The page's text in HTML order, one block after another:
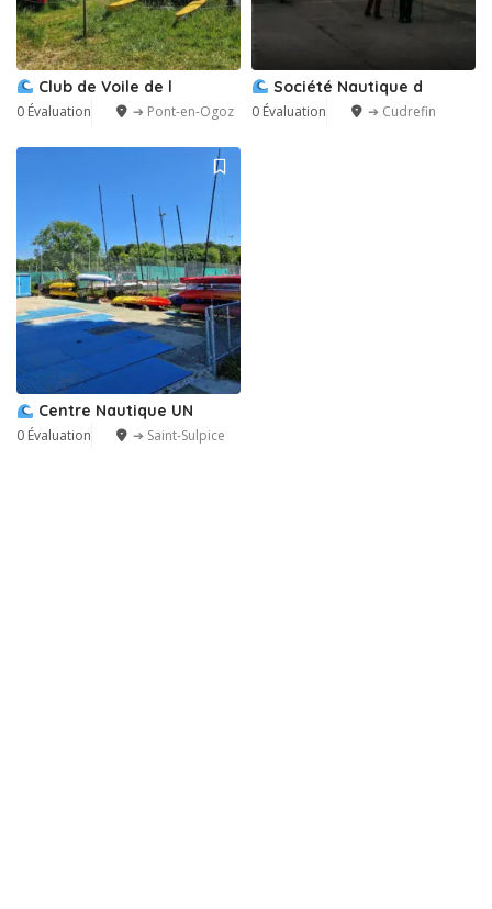
Club de Voile de l
0 Évaluation ➔ Pont-en-Ogoz
Société Nautique d
0 Évaluation ➔ Cudrefin
Centre Nautique UN
0 Évaluation ➔ Saint-Sulpice